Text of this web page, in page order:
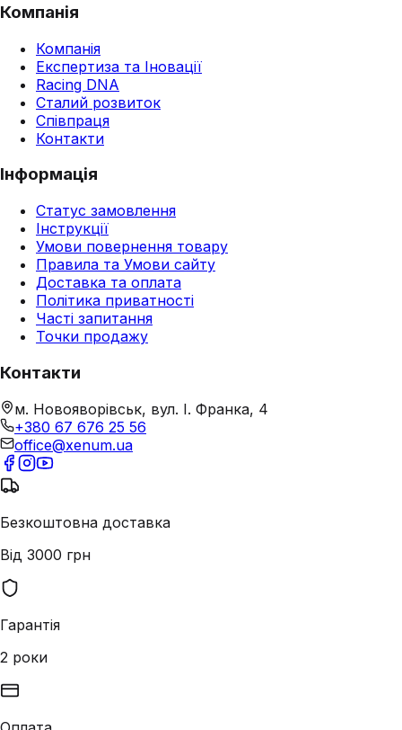
Компанія
Компанія
Експертиза та Іновації
Racing DNA
Сталий розвиток
Співпраця
Контакти
Інформація
Статус замовлення
Інструкції
Умови повернення товару
Правила та Умови сайту
Доставка та оплата
Політика приватності
Часті запитання
Точки продажу
Контакти
м. Новояворівськ, вул. І. Франка, 4
+380 67 676 25 56
office@xenum.ua
Безкоштовна доставка
Від 3000 грн
Гарантія
2 роки